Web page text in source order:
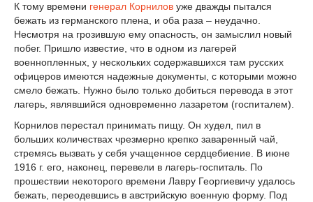
К тому времени генерал Корнилов уже дважды пытался
бежать из германского плена, и оба раза – неудачно.
Несмотря на грозившую ему опасность, он замыслил новый
побег. Пришло известие, что в одном из лагерей
военнопленных, у нескольких содержавшихся там русских
офицеров имеются надежные документы, с которыми можно
смело бежать. Нужно было только добиться перевода в этот
лагерь, являвшийся одновременно лазаретом (госпиталем).
Корнилов перестал принимать пищу. Он худел, пил в
больших количествах чрезмерно крепко заваренный чай,
стремясь вызвать у себя учащенное сердцебиение. В июне
1916 г. его, наконец, перевели в лагерь-госпиталь. По
прошествии некоторого времени Лавру Георгиевичу удалось
бежать, переодевшись в австрийскую военную форму. Под